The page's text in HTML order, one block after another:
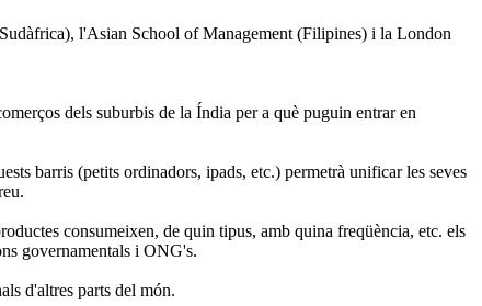
l'Asian School of Management (Filipines) i la London
dels suburbis de la Índia per a què puguin entrar en
barris (petits ordinadors, ipads, etc.) permetrà unificar les seves
consumeixen, de quin tipus, amb quina freqüència, etc. els
governamentals i ONG's.
d'altres parts del món.